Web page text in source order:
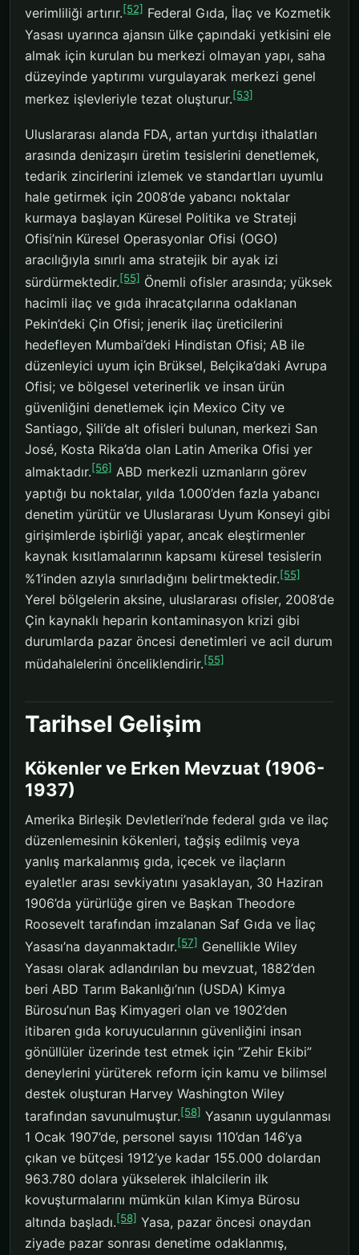
verimliliği artırır.[52] Federal Gıda, İlaç ve Kozmetik
Yasası uyarınca ajansın ülke çapındaki yetkisini ele
almak için kurulan bu merkezi olmayan yapı, saha
düzeyinde yaptırımı vurgulayarak merkezi genel
merkez işlevleriyle tezat oluşturur.[53]
Uluslararası alanda FDA, artan yurtdışı ithalatları
arasında denizaşırı üretim tesislerini denetlemek,
tedarik zincirlerini izlemek ve standartları uyumlu
hale getirmek için 2008’de yabancı noktalar
kurmaya başlayan Küresel Politika ve Strateji
Ofisi’nin Küresel Operasyonlar Ofisi (OGO)
aracılığıyla sınırlı ama stratejik bir ayak izi
sürdürmektedir.[55] Önemli ofisler arasında; yüksek
hacimli ilaç ve gıda ihracatçılarına odaklanan
Pekin’deki Çin Ofisi; jenerik ilaç üreticilerini
hedefleyen Mumbai’deki Hindistan Ofisi; AB ile
düzenleyici uyum için Brüksel, Belçika’daki Avrupa
Ofisi; ve bölgesel veterinerlik ve insan ürün
güvenliğini denetlemek için Mexico City ve
Santiago, Şili’de alt ofisleri bulunan, merkezi San
José, Kosta Rika’da olan Latin Amerika Ofisi yer
almaktadır.[56] ABD merkezli uzmanların görev
yaptığı bu noktalar, yılda 1.000’den fazla yabancı
denetim yürütür ve Uluslararası Uyum Konseyi gibi
girişimlerde işbirliği yapar, ancak eleştirmenler
kaynak kısıtlamalarının kapsamı küresel tesislerin
%1’inden azıyla sınırladığını belirtmektedir.[55]
Yerel bölgelerin aksine, uluslararası ofisler, 2008’de
Çin kaynaklı heparin kontaminasyon krizi gibi
durumlarda pazar öncesi denetimleri ve acil durum
müdahalelerini önceliklendirir.[55]
Tarihsel Gelişim
Kökenler ve Erken Mevzuat (1906-
1937)
Amerika Birleşik Devletleri’nde federal gıda ve ilaç
düzenlemesinin kökenleri, tağşiş edilmiş veya
yanlış markalanmış gıda, içecek ve ilaçların
eyaletler arası sevkiyatını yasaklayan, 30 Haziran
1906’da yürürlüğe giren ve Başkan Theodore
Roosevelt tarafından imzalanan Saf Gıda ve İlaç
Yasası’na dayanmaktadır.[57] Genellikle Wiley
Yasası olarak adlandırılan bu mevzuat, 1882’den
beri ABD Tarım Bakanlığı’nın (USDA) Kimya
Bürosu’nun Baş Kimyageri olan ve 1902’den
itibaren gıda koruyucularının güvenliğini insan
gönüllüler üzerinde test etmek için “Zehir Ekibi”
deneylerini yürüterek reform için kamu ve bilimsel
destek oluşturan Harvey Washington Wiley
tarafından savunulmuştur.[58] Yasanın uygulanması
1 Ocak 1907’de, personel sayısı 110’dan 146’ya
çıkan ve bütçesi 1912’ye kadar 155.000 dolardan
963.780 dolara yükselerek ihlalcilerin ilk
kovuşturmalarını mümkün kılan Kimya Bürosu
altında başladı.[58] Yasa, pazar öncesi onaydan
ziyade pazar sonrası denetime odaklanmış,